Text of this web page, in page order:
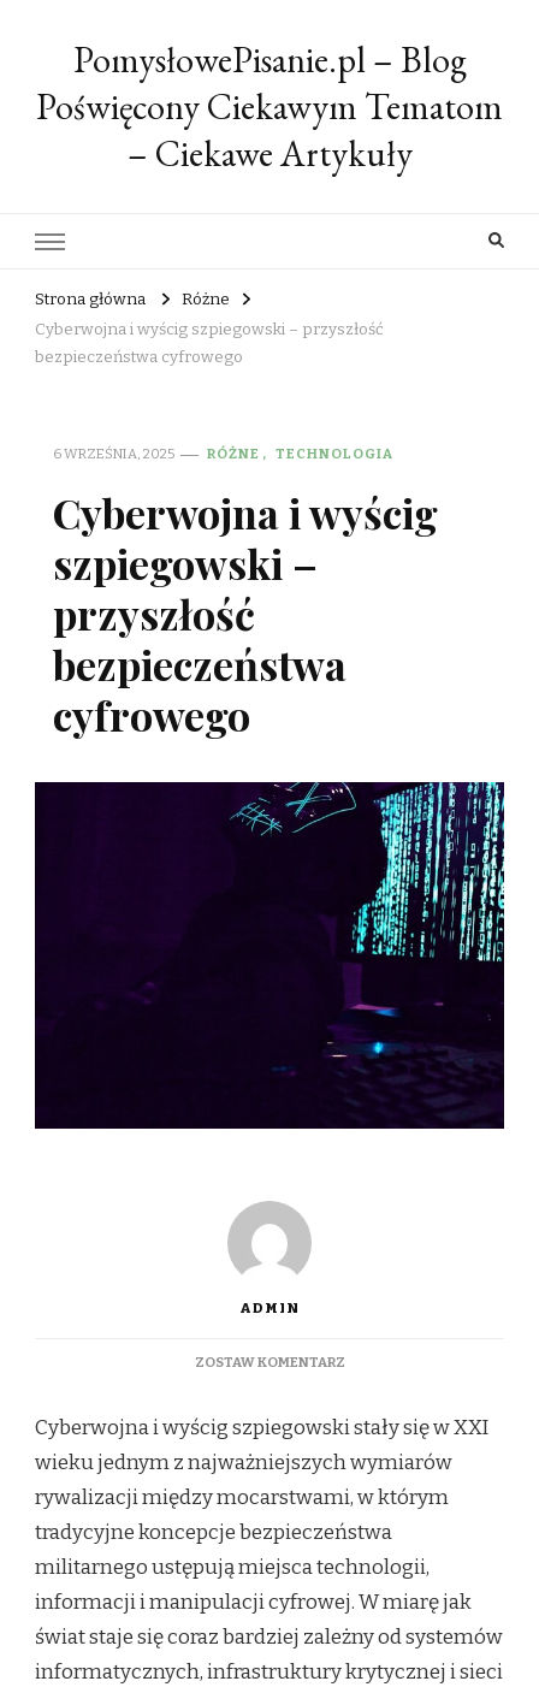
PomysłowePisanie.pl – Blog
Poświęcony Ciekawym Tematom
– Ciekawe Artykuły
Strona główna
Różne
Cyberwojna i wyścig szpiegowski – przyszłość
bezpieczeństwa cyfrowego
6 WRZEŚNIA, 2025 RÓŻNE TECHNOLOGIA
Cyberwojna i wyścig
szpiegowski –
przyszłość
bezpieczeństwa
cyfrowego
ADMIN
ZOSTAW KOMENTARZDO
WYŚCIG
SZPIEGOWSKI
PRZYSZŁOŚĆ
BEZPIECZEŃSTWA
CYFROWEGO
Cyberwojna i wyścig szpiegowski stały się w XXI
wieku jednym z najważniejszych wymiarów
rywalizacji między mocarstwami, w którym
tradycyjne koncepcje bezpieczeństwa
militarnego ustępują miejsca technologii,
informacji i manipulacji cyfrowej. W miarę jak
świat staje się coraz bardziej zależny od systemów
informatycznych, infrastruktury krytycznej i sieci